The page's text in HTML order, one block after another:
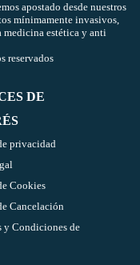
apostado desde nuestros
mínimamente invasivos,
medicina estética y anti
reservados
DE
privacidad
Cookies
Cancelación
y Condiciones de